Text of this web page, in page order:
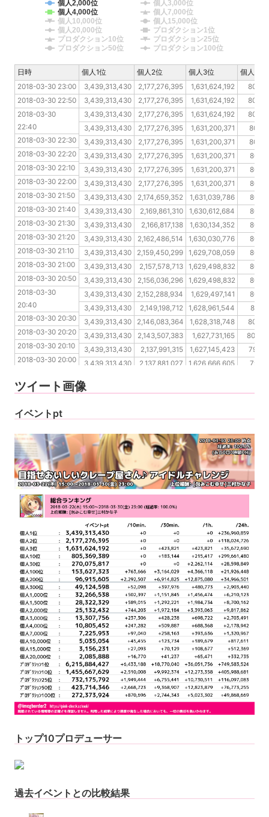
個人2,000位
個人3,000位
個人4,000位
個人7,000位
個人10,000位
個人15,000位
個人20,000位
プロダクション1位
プロダクション10位
プロダクション25位
プロダクション50位
プロダクション100位
2018-03-30 23:00 3,439,313,430 2,177,276,395 1,631,624,192
2018-03-30 22:50
3,439,313,430 2,177,276,395 1,631,624,192
2018-03-30 22:40
3,439,313,430 2,177,276,395 1,631,624,192
2018-03-30 22:30
3,439,313,430 2,177,276,395 1,631,200,371
2018-03-30 22:20
3,439,313,430 2,177,276,395 1,631,200,371
2018-03-30 22:10
3,439,313,430 2,177,276,395 1,631,200,371
2018-03-30 22:00
3,439,313,430 2,177,276,395 1,631,200,371
2018-03-30 21:50
3,439,313,430 2,177,276,395 1,631,200,371
2018-03-30 21:40
3,439,313,430 2,174,659,352 1,631,039,786
2018-03-30 21:30
3,439,313,430 2,169,861,310 1,630,612,684
2018-03-30 21:20
3,439,313,430 2,166,817,138 1,630,134,352
2018-03-30 21:10
3,439,313,430 2,162,486,514 1,630,030,776
2018-03-30 21:00
3,439,313,430 2,159,450,299 1,629,708,059
2018-03-30 20:50
3,439,313,430 2,157,578,713 1,629,498,832
2018-03-30 20:40
3,439,313,430 2,156,036,296 1,629,498,832
2018-03-30 20:30
3,439,313,430 2,152,288,934 1,629,497,141
2018-03-30 20:20
3,439,313,430 2,149,198,712 1,628,961,544
2018-03-30 20:10
3,439,313,430 2,146,083,364 1,628,318,748
2018-03-30 20:00
3,439,313,430 2,143,507,383 1,627,731,165
2018-03-30 19:50
3,439,313,430 2,137,991,315 1,627,145,423
2018-03-30 19:40
3,439,313,430 2,137,881,027 1,626,666,605
日時 個人1位 個人2位 個人3位
個人10位
2018-03-30 23:00
2018-03-30 22:50
2018-03-30
22:40
2018-03-30 22:30
2018-03-30 22:20
2018-03-30 22:10
2018-03-30 22:00
2018-03-30 21:50
2018-03-30 21:40
2018-03-30 21:30
2018-03-30 21:20
2018-03-30 21:10
2018-03-30 21:00
2018-03-30 20:50
2018-03-30
20:40
2018-03-30 20:30
2018-03-30 20:20
2018-03-30 20:10
2018-03-30 20:00
2018-03-30 19:40
日時
ツイート画像
イベントpt
トップ10プロデューサー
過去イベントとの比較結果